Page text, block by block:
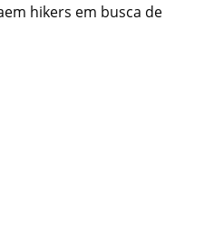
hikers em busca de